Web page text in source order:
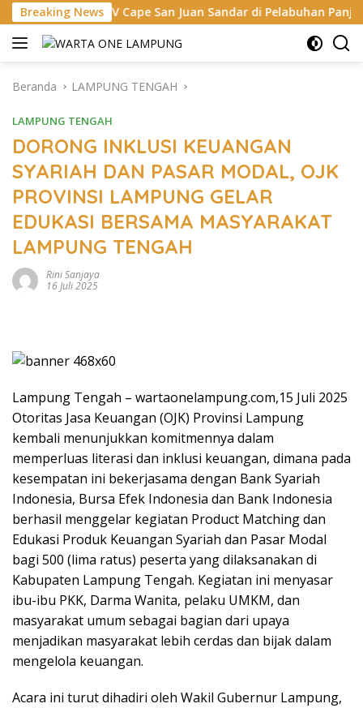
Langsung
ke
konten
Breaking News
MV Cape San Juan Sandar di Pelabuhan Panjang, Pelindo
Beranda LAMPUNG TENGAH
LAMPUNG TENGAH
DORONG INKLUSI KEUANGAN
SYARIAH DAN PASAR MODAL, OJK
PROVINSI LAMPUNG GELAR
EDUKASI BERSAMA MASYARAKAT
LAMPUNG TENGAH
Rini Sanjaya
16 Juli 2025
Lampung Tengah – wartaonelampung.com,15 Juli 2025
Otoritas Jasa Keuangan (OJK) Provinsi Lampung
kembali menunjukkan komitmennya dalam
memperluas literasi dan inklusi keuangan, dimana pada
kesempatan ini bekerjasama dengan Bank Syariah
Indonesia, Bursa Efek Indonesia dan Bank Indonesia
berhasil menggelar kegiatan Product Matching dan
Edukasi Produk Keuangan Syariah dan Pasar Modal
bagi 500 (lima ratus) peserta yang dilaksanakan di
Kabupaten Lampung Tengah. Kegiatan ini menyasar
ibu-ibu PKK, Darma Wanita, pelaku UMKM, dan
masyarakat umum sebagai bagian dari upaya
menjadikan masyarakat lebih cerdas dan bijak dalam
mengelola keuangan.
Acara ini turut dihadiri oleh Wakil Gubernur Lampung,